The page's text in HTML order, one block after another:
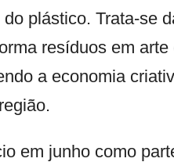
plástico. Trata-se
resíduos em
a economia
em junho como